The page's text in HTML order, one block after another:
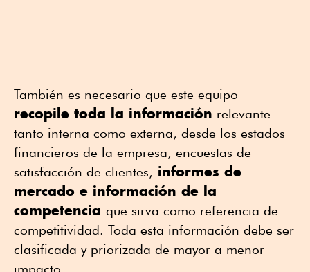
También es necesario que este equipo
recopile toda la información relevante
tanto interna como externa, desde los estados
financieros de la empresa, encuestas de
satisfacción de clientes, informes de
mercado e información de la
competencia que sirva como referencia de
competitividad. Toda esta información debe ser
clasificada y priorizada de mayor a menor
impacto